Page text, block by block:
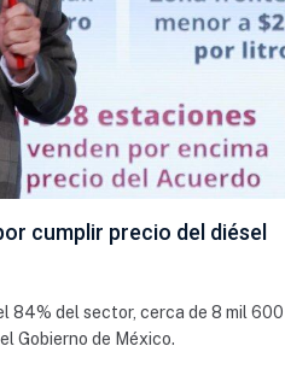
cumplir precio del diésel
84% del sector, cerca de 8 mil
Gobierno de México.